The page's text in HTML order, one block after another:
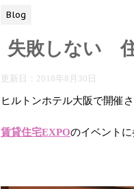
Blog
失敗しない
更新日： 2018年8月30日
ヒルトンホテル大阪で開催
賃貸住宅EXPOのイベントに